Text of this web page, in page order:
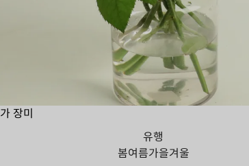
장미
유행
봄여름가을겨울